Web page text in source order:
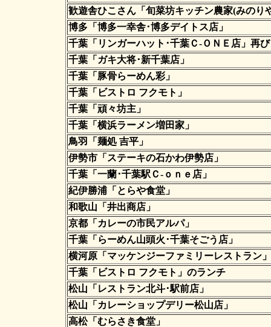
歓遊舎ひこさん「旬菜坊キッチン農家(みのり
博多「博多一幸舎･博多デイトス店」
千葉「リンガーハット･千葉Ｃ-ＯＮＥ店」再び
千葉「ガキ大将･新千葉店」
千葉「豚骨らーめん彩」
千葉「ビストロ フクモト」
千葉「頑々坊主」
千葉「横浜ラーメン増田家」
鳥羽「麺処 吉平」
伊勢市「ステーキの石かわ伊勢店」
千葉「一蘭･千葉駅Ｃ-ｏｎｅ店」
紀伊勝浦「とらや食堂」
和歌山「井出商店」
京都「カレーの市民アルパ」
千葉「らーめん山頭火･千葉そごう店」
横河原「マッケンジーファミリーレストラン」
千葉「ビストロ フクモト」のランチ
松山「レストラン北斗･駅前店」
松山「カレーショップデリー松山店」
高松「むらさき食堂」